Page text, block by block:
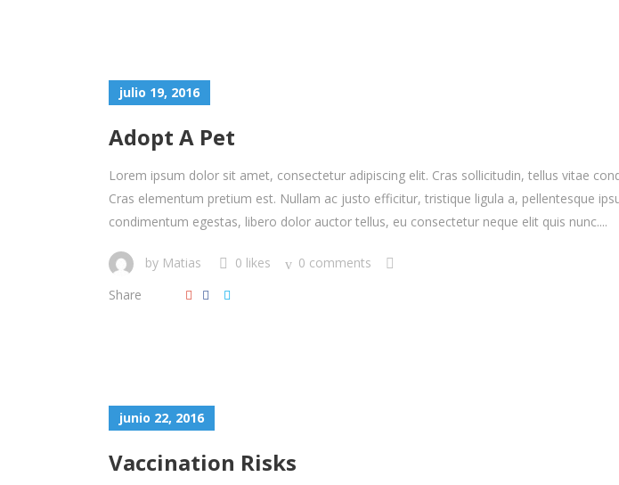
julio 19, 2016
Adopt A Pet
Lorem ipsum dolor sit amet, consectetur adipiscing elit. Cras sollicitudin, tellus vitae
Cras elementum pretium est. Nullam ac justo efficitur, tristique ligula a, pellentesque
condimentum egestas, libero dolor auctor tellus, eu consectetur neque elit quis nunc....
by Matias 0 likes
0 comments
Share
junio 22, 2016
Vaccination Risks